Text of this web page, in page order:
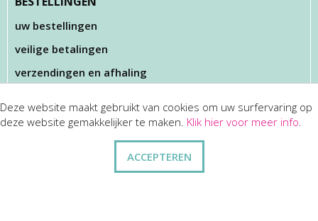
uw bestellingen
veilige betalingen
verzendingen en afhaling
KLANTENSERVICES
Deze website maakt gebruikt van cookies om uw surfervaring op
deze website gemakkelijker te maken. Klik hier voor meer info.
ACCEPTEREN